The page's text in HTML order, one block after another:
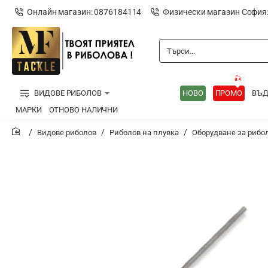
Онлайн магазин: 0876184114 Физически магазин
Търси...
ВИДОВЕ РИБОЛОВ НОВО ПРОМО
🎣
МАРКИ
ОТНОВО НАЛИЧНИ
Видове риболов Риболов на плувка Оборудване за